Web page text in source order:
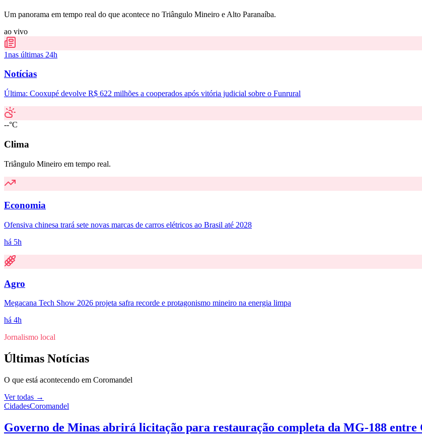
Um panorama em tempo real do que acontece no Triângulo Mineiro e Alto Paranaíba.
ao vivo
1nas últimas 24h
Notícias
Última: Cooxupé devolve R$ 622 milhões a cooperados após vitória judicial sobre o Funrural
--°C
Clima
Triângulo Mineiro em tempo real.
Economia
Ofensiva chinesa trará sete novas marcas de carros elétricos ao Brasil até 2028
há 5h
Agro
Megacana Tech Show 2026 projeta safra recorde e protagonismo mineiro na energia limpa
há 4h
Jornalismo local
Últimas Notícias
O que está acontecendo em Coromandel
Ver todas →
CidadesCoromandel
Governo de Minas abrirá licitação para restauração completa da MG-188